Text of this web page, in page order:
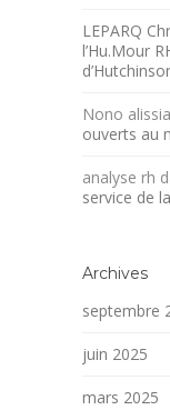
LEPARQ
l’Hu.Mour
Nono alissia
ouverts au
analyse rh
service de
Archives
septembre
juin 2025
mars 2025